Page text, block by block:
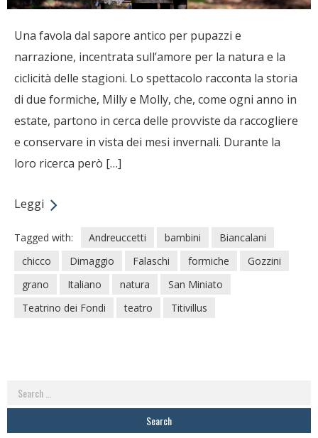
Una favola dal sapore antico per pupazzi e
narrazione, incentrata sull’amore per la natura e la
ciclicità delle stagioni. Lo spettacolo racconta la storia
di due formiche, Milly e Molly, che, come ogni anno in
estate, partono in cerca delle provviste da raccogliere
e conservare in vista dei mesi invernali. Durante la
loro ricerca però […]
Leggi
Tagged with: Andreuccetti bambini
Biancalani
chicco
Dimaggio Falaschi formiche
Gozzini
grano
Italiano natura
San Miniato
Teatrino dei Fondi
teatro Titivillus
Search